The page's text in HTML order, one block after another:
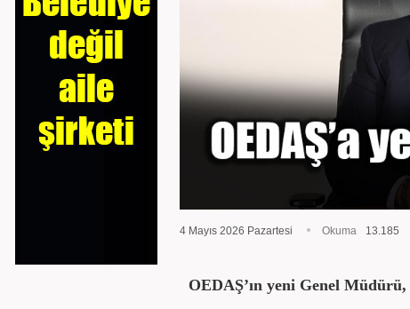
4 Mayıs 2026 Pazartesi Okuma 13.185
OEDAŞ’ın yeni Genel Müdürü,